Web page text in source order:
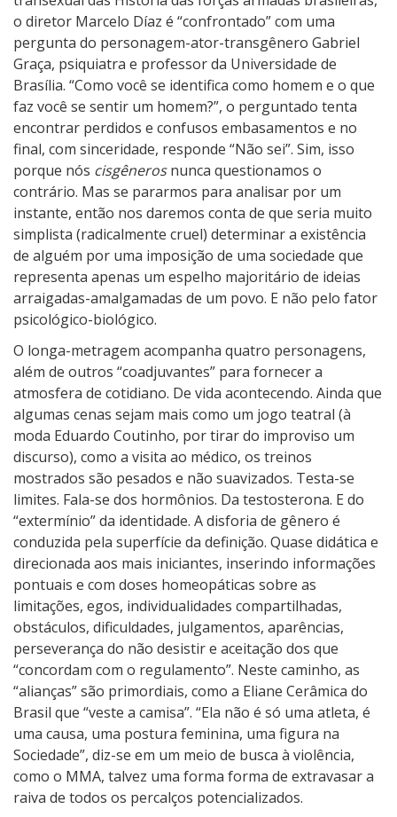
o diretor Marcelo Díaz é “confrontado” com uma
pergunta do personagem-ator-transgênero Gabriel
Graça, psiquiatra e professor da Universidade de
Brasília. “Como você se identifica como homem e o que
faz você se sentir um homem?”, o perguntado tenta
encontrar perdidos e confusos embasamentos e no
final, com sinceridade, responde “Não sei”. Sim, isso
porque nós cisgênerosnunca questionamos o
contrário. Mas se pararmos para analisar por um
instante, então nos daremos conta de que seria muito
simplista (radicalmente cruel) determinar a existência
de alguém por uma imposição de uma sociedade que
representa apenas um espelho majoritário de ideias
arraigadas-amalgamadas de um povo. E não pelo fator
psicológico-biológico.
O longa-metragem acompanha quatro personagens,
além de outros “coadjuvantes” para fornecer a
atmosfera de cotidiano. De vida acontecendo. Ainda que
algumas cenas sejam mais como um jogo teatral (à
moda Eduardo Coutinho, por tirar do improviso um
discurso), como a visita ao médico, os treinos
mostrados são pesados e não suavizados. Testa-se
limites. Fala-se dos hormônios. Da testosterona. E do
“extermínio” da identidade. A disforia de gênero é
conduzida pela superfície da definição. Quase didática e
direcionada aos mais iniciantes, inserindo informações
pontuais e com doses homeopáticas sobre as
limitações, egos, individualidades compartilhadas,
obstáculos, dificuldades, julgamentos, aparências,
perseverança do não desistir e aceitação dos que
“concordam com o regulamento”. Neste caminho, as
“alianças” são primordiais, como a Eliane Cerâmica do
Brasil que “veste a camisa”. “Ela não é só uma atleta, é
uma causa, uma postura feminina, uma figura na
Sociedade”, diz-se em um meio de busca à violência,
como o MMA, talvez uma forma forma de extravasar a
raiva de todos os percalços potencializados.